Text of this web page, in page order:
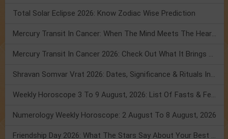
Total Solar Eclipse 2026: Know Zodiac Wise Prediction
Mercury Transit In Cancer: When The Mind Meets The Heart!
Mercury Transit In Cancer 2026: Check Out What It Brings For You
Shravan Somvar Vrat 2026: Dates, Significance & Rituals In August
Weekly Horoscope 3 To 9 August, 2026: List Of Fasts & Festivals
Numerology Weekly Horoscope: 2 August To 8 August, 2026
Friendship Day 2026: What The Stars Say About Your Best Friend!